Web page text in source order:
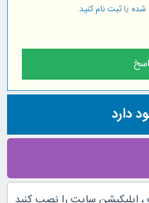
شده یاثبت نام کنید.
دارد